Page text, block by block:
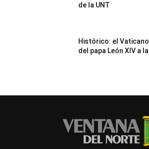
de la UNT
Histórico: el
del papa León XIV a